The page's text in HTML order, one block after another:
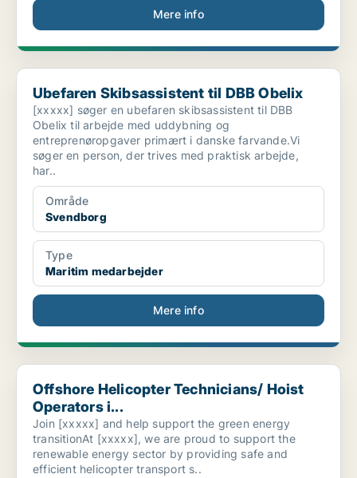
Mere info
Ubefaren Skibsassistent til DBB Obelix
Ubefaren Skibsassistent til DBB Obelix
[xxxxx] søger en ubefaren skibsassistent til DBB
Obelix til arbejde med uddybning og
entreprenøropgaver primært i danske farvande.Vi
søger en person, der trives med praktisk arbejde,
har..
Område
Svendborg
Type
Maritim medarbejder
Mere info
Offshore Helicopter Technicians/ Hoist Operators i...
Offshore Helicopter Technicians/ Hoist
Operators i...
Join [xxxxx] and help support the green energy
transitionAt [xxxxx], we are proud to support the
renewable energy sector by providing safe and
efficient helicopter transport s..